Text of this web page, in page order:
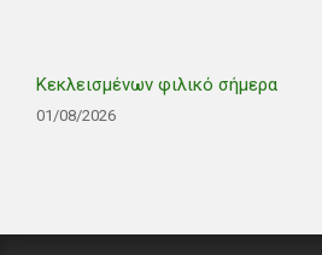
Κεκλεισμένων φιλικό σήμερα
01/08/2026